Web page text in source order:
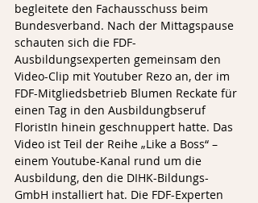
begleitete den Fachausschuss beim
Bundesverband. Nach der Mittagspause
schauten sich die FDF-
Ausbildungsexperten gemeinsam den
Video-Clip mit Youtuber Rezo an, der im
FDF-Mitgliedsbetrieb Blumen Reckate für
einen Tag in den Ausbildungbseruf
FloristIn hinein geschnuppert hatte. Das
Video ist Teil der Reihe „Like a Boss“ –
einem Youtube-Kanal rund um die
Ausbildung, den die DIHK-Bildungs-
GmbH installiert hat. Die FDF-Experten